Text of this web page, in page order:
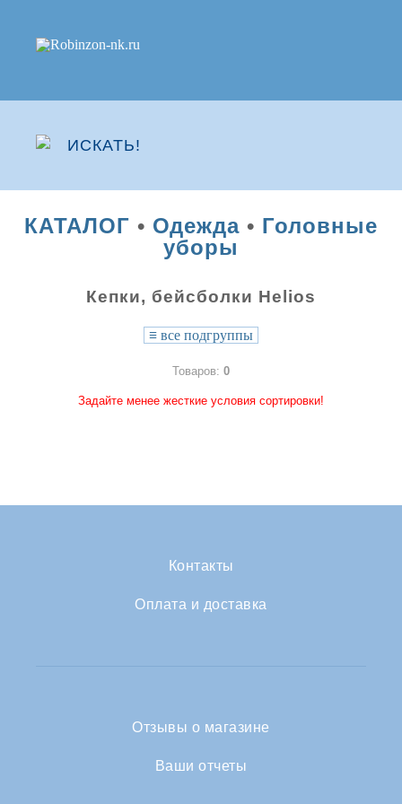
КАТАЛОГ • Одежда • Головные
уборы
Кепки, бейсболки Helios
≡ все подгруппы
Товаров: 0
Задайте менее жесткие условия сортировки!
Контакты
Оплата и доставка
Отзывы о магазине
Ваши отчеты